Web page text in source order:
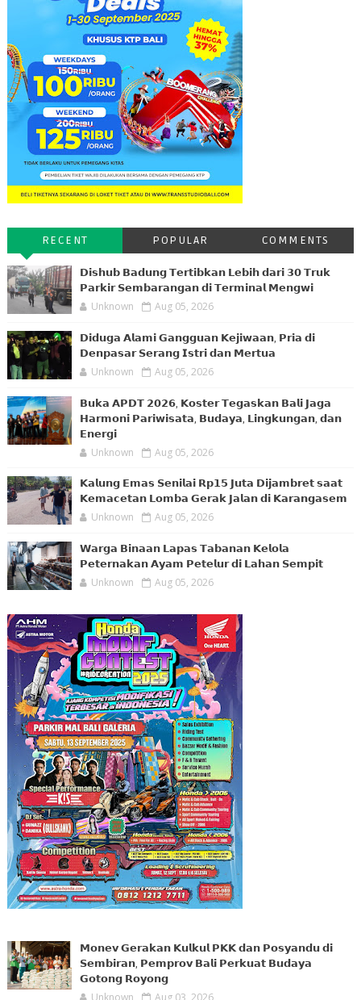
RECENT POPULAR COMMENTS
𝗗𝗶𝘀𝗵𝘂𝗯 𝗕𝗮𝗱𝘂𝗻𝗴 𝗧𝗲𝗿𝘁𝗶𝗯𝗸𝗮𝗻 𝗟𝗲𝗯𝗶𝗵 𝗱𝗮𝗿𝗶 𝟯𝟬 𝗧𝗿𝘂𝗸
𝗣𝗮𝗿𝗸𝗶𝗿 𝗦𝗲𝗺𝗯𝗮𝗿𝗮𝗻𝗴𝗮𝗻 𝗱𝗶 𝗧𝗲𝗿𝗺𝗶𝗻𝗮𝗹 𝗠𝗲𝗻𝗴𝘄𝗶
Unknown Aug 05, 2026
𝗗𝗶𝗱𝘂𝗴𝗮 𝗔𝗹𝗮𝗺𝗶 𝗚𝗮𝗻𝗴𝗴𝘂𝗮𝗻 𝗞𝗲𝗷𝗶𝘄𝗮𝗮𝗻, 𝗣𝗿𝗶𝗮 𝗱𝗶
𝗗𝗲𝗻𝗽𝗮𝘀𝗮𝗿 𝗦𝗲𝗿𝗮𝗻𝗴 𝗜𝘀𝘁𝗿𝗶 𝗱𝗮𝗻 𝗠𝗲𝗿𝘁𝘂𝗮
Unknown Aug 05, 2026
𝗕𝘂𝗸𝗮 𝗔𝗣𝗗𝗧 𝟮𝟬𝟮𝟲, 𝗞𝗼𝘀𝘁𝗲𝗿 𝗧𝗲𝗴𝗮𝘀𝗸𝗮𝗻 𝗕𝗮𝗹𝗶 𝗝𝗮𝗴𝗮
𝗛𝗮𝗿𝗺𝗼𝗻𝗶 𝗣𝗮𝗿𝗶𝘄𝗶𝘀𝗮𝘁𝗮, 𝗕𝘂𝗱𝗮𝘆𝗮, 𝗟𝗶𝗻𝗴𝗸𝘂𝗻𝗴𝗮𝗻, 𝗱𝗮𝗻
𝗘𝗻𝗲𝗿𝗴𝗶
Unknown Aug 05, 2026
𝗞𝗮𝗹𝘂𝗻𝗴 𝗘𝗺𝗮𝘀 𝗦𝗲𝗻𝗶𝗹𝗮𝗶 𝗥𝗽𝟭𝟱 𝗝𝘂𝘁𝗮 𝗗𝗶𝗷𝗮𝗺𝗯𝗿𝗲𝘁 𝘀𝗮𝗮𝘁
𝗞𝗲𝗺𝗮𝗰𝗲𝘁𝗮𝗻 𝗟𝗼𝗺𝗯𝗮 𝗚𝗲𝗿𝗮𝗸 𝗝𝗮𝗹𝗮𝗻 𝗱𝗶 𝗞𝗮𝗿𝗮𝗻𝗴𝗮𝘀𝗲𝗺
Unknown Aug 05, 2026
𝗪𝗮𝗿𝗴𝗮 𝗕𝗶𝗻𝗮𝗮𝗻 𝗟𝗮𝗽𝗮𝘀 𝗧𝗮𝗯𝗮𝗻𝗮𝗻 𝗞𝗲𝗹𝗼𝗹𝗮
𝗣𝗲𝘁𝗲𝗿𝗻𝗮𝗸𝗮𝗻 𝗔𝘆𝗮𝗺 𝗣𝗲𝘁𝗲𝗹𝘂𝗿 𝗱𝗶 𝗟𝗮𝗵𝗮𝗻 𝗦𝗲𝗺𝗽𝗶𝘁
Unknown Aug 05, 2026
𝗠𝗼𝗻𝗲𝘃 𝗚𝗲𝗿𝗮𝗸𝗮𝗻 𝗞𝘂𝗹𝗸𝘂𝗹 𝗣𝗞𝗞 𝗱𝗮𝗻 𝗣𝗼𝘀𝘆𝗮𝗻𝗱𝘂 𝗱𝗶
𝗦𝗲𝗺𝗯𝗶𝗿𝗮𝗻, 𝗣𝗲𝗺𝗽𝗿𝗼𝘃 𝗕𝗮𝗹𝗶 𝗣𝗲𝗿𝗸𝘂𝗮𝘁 𝗕𝘂𝗱𝗮𝘆𝗮
𝗚𝗼𝘁𝗼𝗻𝗴 𝗥𝗼𝘆𝗼𝗻𝗴